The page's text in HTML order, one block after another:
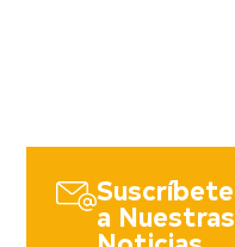
Suscríbete
a Nuestras